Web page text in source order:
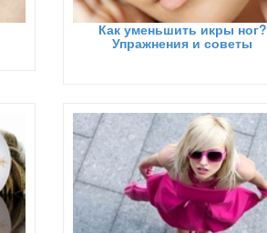
Как уменьшить икры ног?
Упражнения и советы